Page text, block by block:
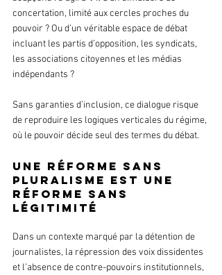
concertation, limité aux cercles proches du
pouvoir ? Ou d’un véritable espace de débat
incluant les partis d’opposition, les syndicats,
les associations citoyennes et les médias
indépendants ?
Sans garanties d’inclusion, ce dialogue risque
de reproduire les logiques verticales du régime,
où le pouvoir décide seul des termes du débat.
Une réforme sans
pluralisme est une
réforme sans
légitimité
Dans un contexte marqué par la détention de
journalistes, la répression des voix dissidentes
et l’absence de contre-pouvoirs institutionnels,